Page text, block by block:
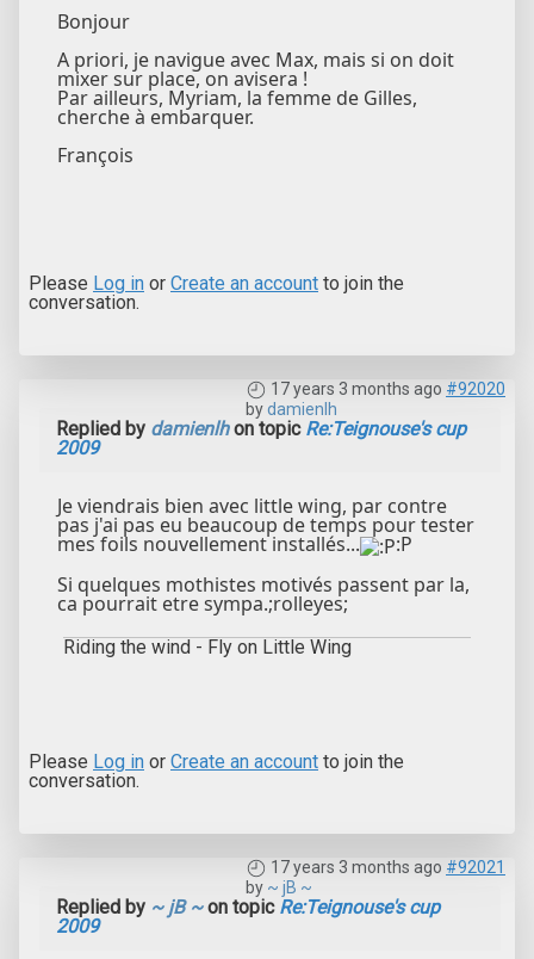
Bonjour
A priori, je navigue avec Max, mais si on doit
mixer sur place, on avisera !
Par ailleurs, Myriam, la femme de Gilles,
cherche à embarquer.
François
Please Log in or Create an account to join the
conversation.
17 years 3 months ago #92020
bydamienlh
Replied by damienlhon topic Re:Teignouse's cup
2009
Je viendrais bien avec little wing, par contre
pas j'ai pas eu beaucoup de temps pour tester
mes foils nouvellement installés...
:P
Si quelques mothistes motivés passent par la,
ca pourrait etre sympa.;rolleyes;
Riding the wind - Fly on Little Wing
Please Log in or Create an account to join the
conversation.
17 years 3 months ago #92021
by ~ jB ~
Replied by ~ jB ~on topic Re:Teignouse's cup
2009